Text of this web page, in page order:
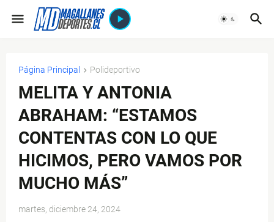
Página Principal Polideportivo
MELITA Y ANTONIA
ABRAHAM: “ESTAMOS
CONTENTAS CON LO QUE
HICIMOS, PERO VAMOS POR
MUCHO MÁS”
martes, diciembre 24, 2024